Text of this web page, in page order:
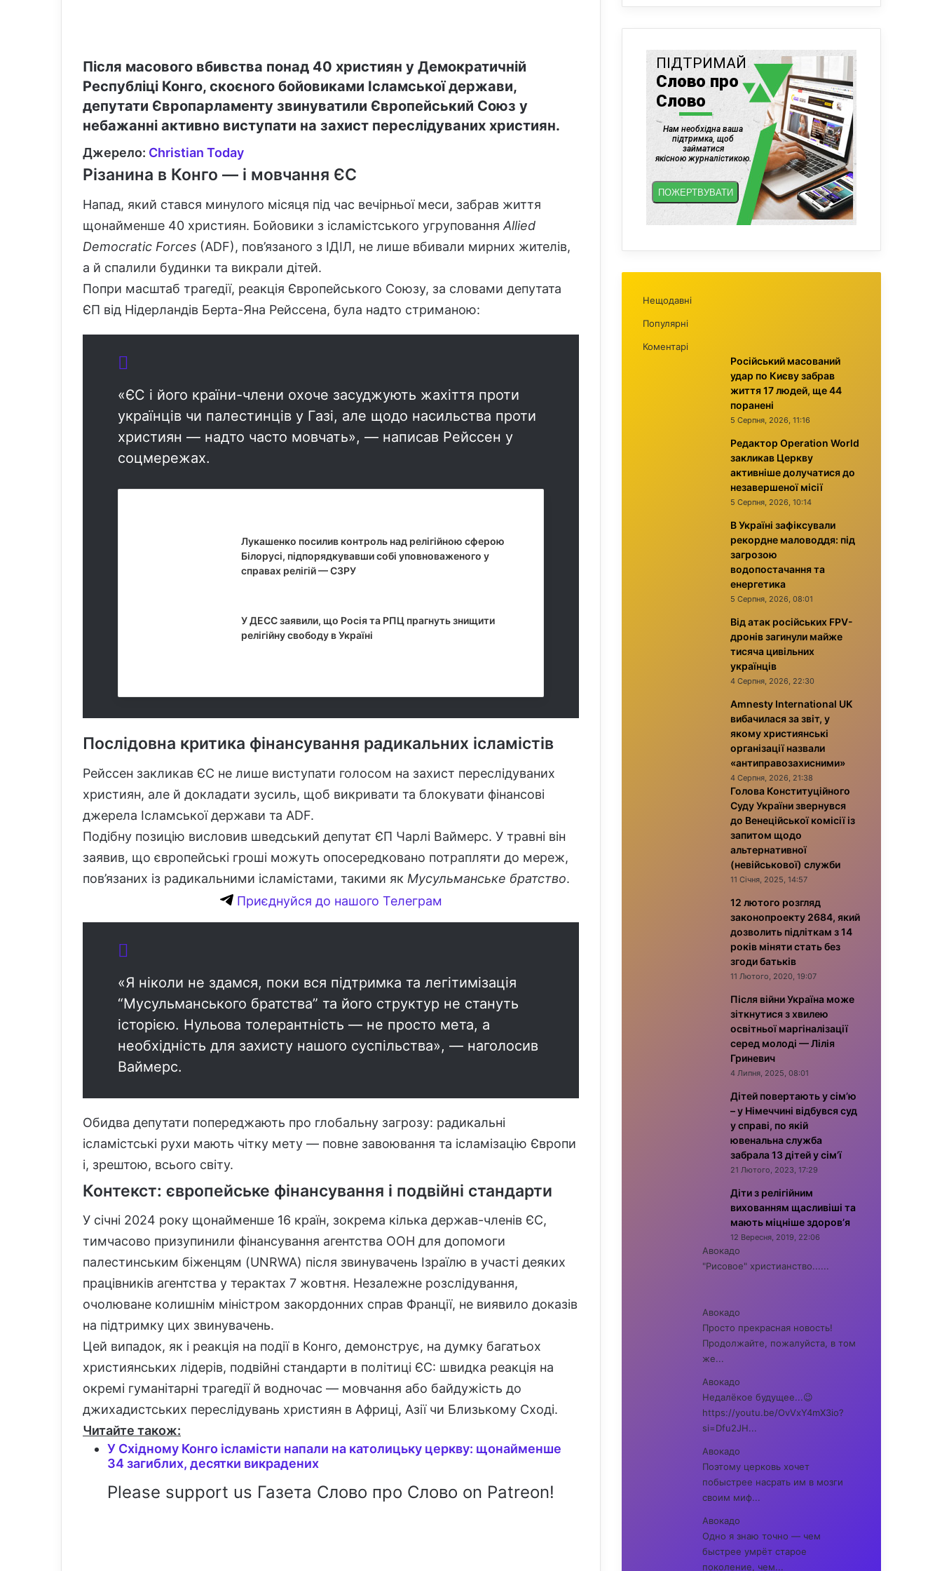
Після масового вбивства понад 40 християн у Демократичній
Республіці Конго, скоєного бойовиками Ісламської держави,
депутати Європарламенту звинуватили Європейський Союз у
небажанні активно виступати на захист переслідуваних християн.
Джерело: Christian Today
Різанина в Конго — і мовчання ЄС
Напад, який стався минулого місяця під час вечірньої меси, забрав життя
щонайменше 40 християн. Бойовики з ісламістського угруповання Allied
Democratic Forces (ADF), пов’язаного з ІДІЛ, не лише вбивали мирних жителів,
а й спалили будинки та викрали дітей.
Попри масштаб трагедії, реакція Європейського Союзу, за словами депутата
ЄП від Нідерландів Берта-Яна Рейссена, була надто стриманою:
«ЄС і його країни-члени охоче засуджують жахіття проти
українців чи палестинців у Газі, але щодо насильства проти
християн — надто часто мовчать», — написав Рейссен у
соцмережах.
Лукашенко посилив контроль над релігійною сферою
Білорусі, підпорядкувавши собі уповноваженого у
справах релігій — СЗРУ
У ДЕСС заявили, що Росія та РПЦ прагнуть знищити
релігійну свободу в Україні
Послідовна критика фінансування радикальних ісламістів
Рейссен закликав ЄС не лише виступати голосом на захист переслідуваних
християн, але й докладати зусиль, щоб викривати та блокувати фінансові
джерела Ісламської держави та ADF.
Подібну позицію висловив шведський депутат ЄП Чарлі Ваймерс. У травні він
заявив, що європейські гроші можуть опосередковано потрапляти до мереж,
пов’язаних із радикальними ісламістами, такими як Мусульманське братство.
Приєднуйся до нашого Телеграм
«Я ніколи не здамся, поки вся підтримка та легітимізація
“Мусульманського братства” та його структур не стануть
історією. Нульова толерантність — не просто мета, а
необхідність для захисту нашого суспільства», — наголосив
Ваймерс.
Обидва депутати попереджають про глобальну загрозу: радикальні
ісламістські рухи мають чітку мету — повне завоювання та ісламізацію Європи
і, зрештою, всього світу.
Контекст: європейське фінансування і подвійні стандарти
У січні 2024 року щонайменше 16 країн, зокрема кілька держав-членів ЄС,
тимчасово призупинили фінансування агентства ООН для допомоги
палестинським біженцям (UNRWA) після звинувачень Ізраїлю в участі деяких
працівників агентства у терактах 7 жовтня. Незалежне розслідування,
очолюване колишнім міністром закордонних справ Франції, не виявило доказів
на підтримку цих звинувачень.
Цей випадок, як і реакція на події в Конго, демонструє, на думку багатьох
християнських лідерів, подвійні стандарти в політиці ЄС: швидка реакція на
окремі гуманітарні трагедії й водночас — мовчання або байдужість до
джихадистських переслідувань християн в Африці, Азії чи Близькому Сході.
Читайте також:
У Східному Конго ісламісти напали на католицьку церкву: щонайменше
34 загиблих, десятки викрадених
Please support us Газета Слово про Слово on Patreon!
Нещодавні
Популярні
Коментарі
Російський масований
удар по Києву забрав
життя 17 людей, ще 44
поранені
5 Серпня, 2026, 11:16
Редактор Operation World
закликав Церкву
активніше долучатися до
незавершеної місії
5 Серпня, 2026, 10:14
В Україні зафіксували
рекордне маловоддя: під
загрозою
водопостачання та
енергетика
5 Серпня, 2026, 08:01
Від атак російських FPV-
дронів загинули майже
тисяча цивільних
українців
4 Серпня, 2026, 22:30
Amnesty International UK
вибачилася за звіт, у
якому християнські
організації назвали
«антиправозахисними»
4 Серпня, 2026, 21:38
Голова Конституційного
Суду України звернувся
до Венеційської комісії із
запитом щодо
альтернативної
(невійськової) служби
11 Січня, 2025, 14:57
12 лютого розгляд
законопроекту 2684, який
дозволить підліткам з 14
років міняти стать без
згоди батьків
11 Лютого, 2020, 19:07
Після війни Україна може
зіткнутися з хвилею
освітньої маргіналізації
серед молоді — Лілія
Гриневич
4 Липня, 2025, 08:01
Дітей повертають у сім’ю
– у Німеччині відбувся суд
у справі, по якій
ювенальна служба
забрала 13 дітей у сім’ї
21 Лютого, 2023, 17:29
Діти з релігійним
вихованням щасливіші та
мають міцніше здоров’я
12 Вересня, 2019, 22:06
Авокадо
"Рисовое" христианство......
Авокадо
Просто прекрасная новость!
Продолжайте, пожалуйста, в том
же...
Авокадо
Недалёкое будущее...😉
https://youtu.be/OvVxY4mX3io?
si=Dfu2JH...
Авокадо
Поэтому церковь хочет
побыстрее насрать им в мозги
своим миф...
Авокадо
Одно я знаю точно — чем
быстрее умрёт старое
поколение, чем...